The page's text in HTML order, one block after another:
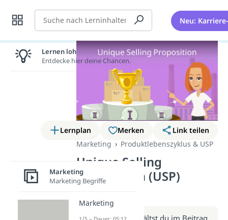
Suche Neu:
Lernplan Merken
Link teilen
Marketing
Produktlebenszyklus & USP
Unique Selling
Proposition (USP)
(Video)
Weitere Infos erhältst du im Beitrag
Lernen lohnt sich!
Entdecke hier deine Chancen.
Marketing
Marketing Begriffe
Marketing